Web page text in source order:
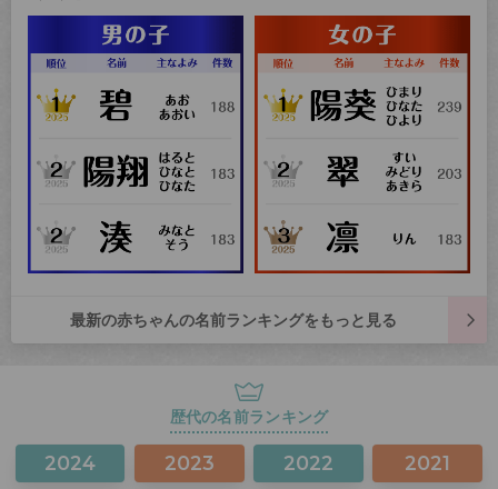
最新の赤ちゃんの名前ランキングをもっと見る
歴代の名前ランキング
2024 2023 2022 2021